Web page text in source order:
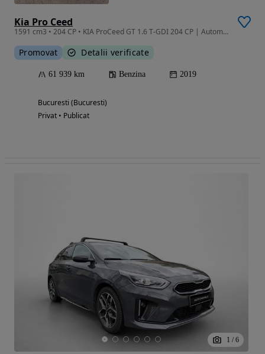
Kia Pro Ceed
1591 cm3 • 204 CP • KIA ProCeed GT 1.6 T-GDI 204 CP | Automată 7DCT | Full Option
Promovat Detalii verificate
61 939 km Benzina 2019
Bucuresti (Bucuresti)
Privat • Publicat
1 / 6